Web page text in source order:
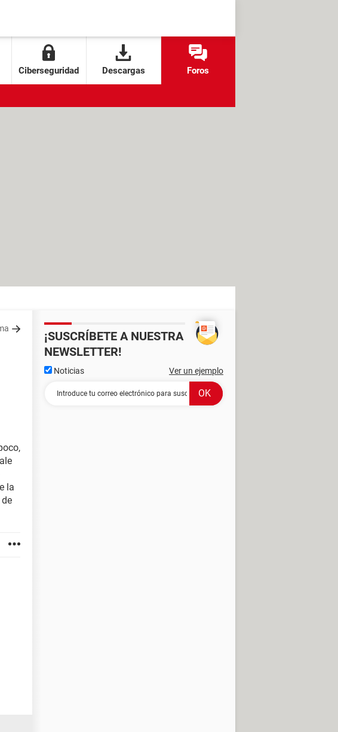
Ciberseguridad Descargas Foros
la
¡SUSCRÍBETE A NUESTRA
NEWSLETTER!
Noticias Ver un ejemplo